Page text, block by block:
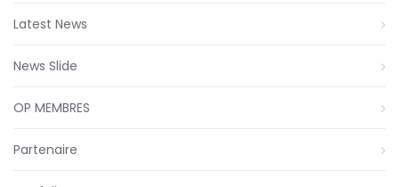
Latest News
News Slide
OP MEMBRES
Partenaire